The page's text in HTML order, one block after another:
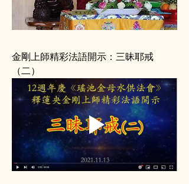
金剛上師精彩法語開示：三昧耶戒
（二）